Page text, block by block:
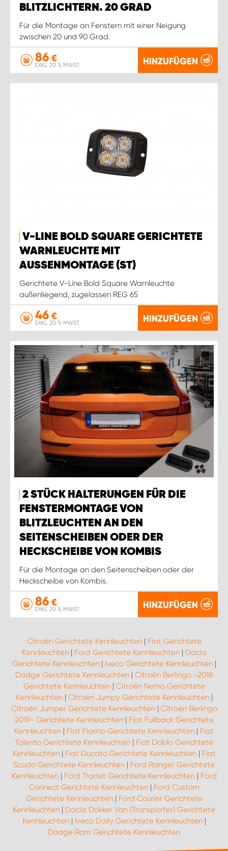
BLITZLICHTERN. 20 GRAD
Für die Montage an Fenstern mit einer Neigung
zwischen 20 und 90 Grad.
86 €
EXKL. 20 % MWST. HINZUFÜGEN
V-LINE BOLD SQUARE GERICHTETE
WARNLEUCHTE MIT
AUSSENMONTAGE (ST)
Gerichtete V-Line Bold Square Warnleuchte
außenliegend, zugelassen REG 65
46 €
EXKL. 20 % MWST. HINZUFÜGEN
2 STÜCK HALTERUNGEN FÜR DIE
FENSTERMONTAGE VON
BLITZLEUCHTEN AN DEN
SEITENSCHEIBEN ODER DER
HECKSCHEIBE VON KOMBIS
Für die Montage an den Seitenscheiben oder der
Heckscheibe von Kombis.
86 €
EXKL. 20 % MWST. HINZUFÜGEN
Citroën Gerichtete Kennleuchten| Fiat Gerichtete
Kennleuchten| Ford Gerichtete Kennleuchten| Dacia
Gerichtete Kennleuchten| Iveco Gerichtete Kennleuchten|
Dodge Gerichtete Kennleuchten | Citroën Berlingo -2018
Gerichtete Kennleuchten| Citroën Nemo Gerichtete
Kennleuchten| Citroën Jumpy Gerichtete Kennleuchten|
Citroën Jumper Gerichtete Kennleuchten| Citroën Berlingo
2019- Gerichtete Kennleuchten| Fiat Fullback Gerichtete
Kennleuchten | Fiat Fiorino Gerichtete Kennleuchten | Fiat
Talento Gerichtete Kennleuchten | Fiat Doblo Gerichtete
Kennleuchten| Fiat Ducato Gerichtete Kennleuchten| Fiat
Scudo Gerichtete Kennleuchten | Ford Ranger Gerichtete
Kennleuchten| Ford Transit Gerichtete Kennleuchten| Ford
Connect Gerichtete Kennleuchten| Ford Custom
Gerichtete Kennleuchten| Ford Courier Gerichtete
Kennleuchten | Dacia Dokker Van (Transporter) Gerichtete
Kennleuchten| Iveco Daily Gerichtete Kennleuchten|
Dodge Ram Gerichtete Kennleuchten